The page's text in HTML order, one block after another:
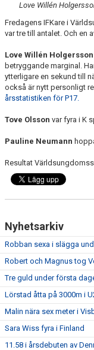
Love Willén
Fredagens IFKare i
var tre till antalet. Och en
Love Willén Holgersson
betryggande marginal.
ytterligare en sekund till
också är nytt personligt
årsstatistiken för P17.
Tove Olsson var fyra i K
Pauline Neumann
Resultat
Nyhetsarkiv
Robban sexa i slägga
Robert och Magnus tog
Tre guld under första
Lörstad åtta på 3000m i
Malin nära sex meter i
Sara Wiss fyra i Finland
11.58 i årsdebuten av